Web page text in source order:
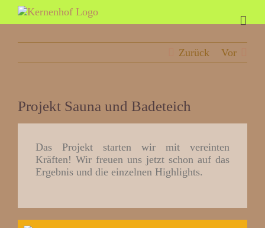
Zum
Inhalt
Zurück
Vor
Projekt Sauna und Badeteich
Das Projekt starten wir mit vereinten
Kräften! Wir freuen uns jetzt schon auf das
Ergebnis und die einzelnen Highlights.